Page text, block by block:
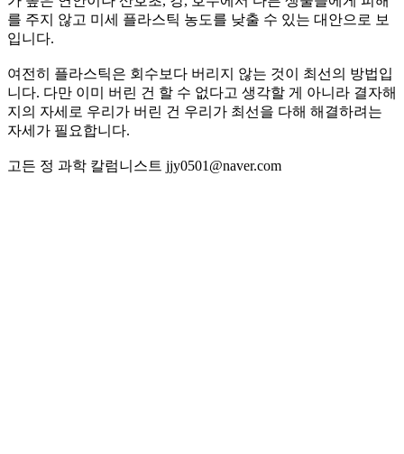
를 주지 않고 미세 플라스틱 농도를 낮출 수 있는 대안으로 보
입니다.
여전히 플라스틱은 회수보다 버리지 않는 것이 최선의 방법입
니다. 다만 이미 버린 건 할 수 없다고 생각할 게 아니라 결자해
지의 자세로 우리가 버린 건 우리가 최선을 다해 해결하려는
자세가 필요합니다.
고든 정 과학 칼럼니스트 jjy0501@naver.com